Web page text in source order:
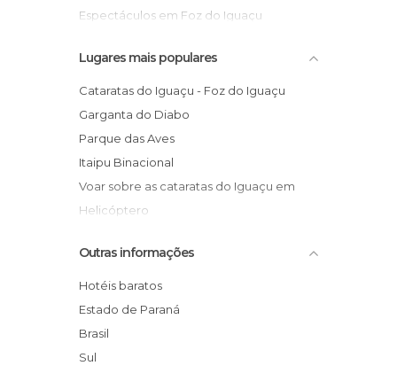
Espectáculos em Foz do Iguaçu
Praças em Foz do Iguaçu
Reservas Naturais em Foz do Iguaçu
Zoos em Foz do Iguaçu
Lugares mais populares
Cataratas do Iguaçu - Foz do Iguaçu
Garganta do Diabo
Parque das Aves
Itaipu Binacional
Voar sobre as cataratas do Iguaçu em
Helicóptero
Rio Iguaçu
Ponte da Amizade
Templo Budista de Foz do Iguaçu
Mesquita de Foz do Iguaçu
Tricultural show
Outras informações
Hotéis baratos
Estado de Paraná
Brasil
Sul